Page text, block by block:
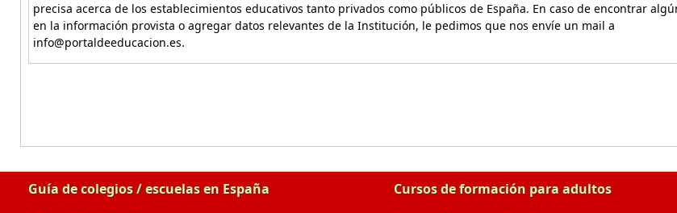
precisa acerca de los establecimientos educativos tanto privados como públicos de España. En caso de encontrar
en la información provista o agregar datos relevantes de la Institución, le pedimos que nos envíe un mail a
info@portaldeeducacion.es.
Guía de colegios / escuelas en España Cursos de formación para adultos